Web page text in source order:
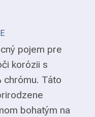
pojem pre
korózii s
chrómu. Táto
bohatým na